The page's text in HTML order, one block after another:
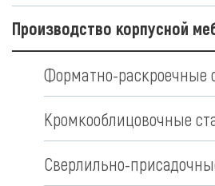
Производство корпусной
Форматно-раскроечные
Кромкооблицовочные
Сверлильно-